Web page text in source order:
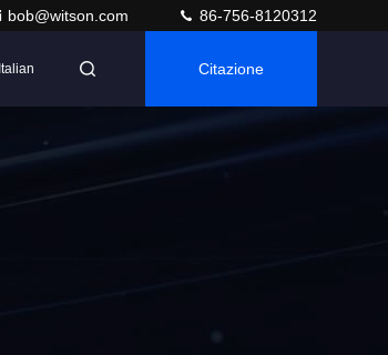
bob@witson.com 86-756-8120312
Italian Citazione